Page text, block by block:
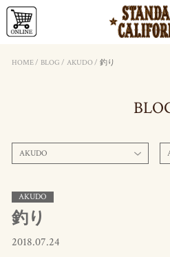
HOME/ BLOG / AKUDO/ 釣り
AKUDO
AKUDO
釣り
2018.07.24